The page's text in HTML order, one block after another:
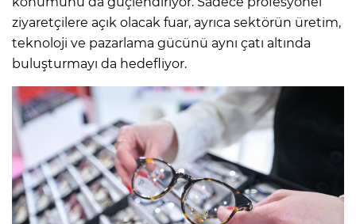
ziyaretçilere açık olacak fuar, ayrıca sektörün üretim,
teknoloji ve pazarlama gücünü aynı çatı altında
buluşturmayı da hedefliyor.